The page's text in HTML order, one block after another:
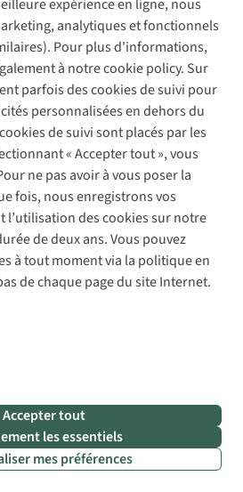
tout
en
créant
père
et
telles
expérience en ligne, nous
analytiques et fonctionnels
Pour plus d'informations,
à notre cookie policy. Sur
parfois des cookies de suivi pour
personnalisées en dehors du
de suivi sont placés par les
« Accepter tout », vous
ne pas avoir à vous poser la
fois, nous enregistrons vos
l’utilisation des cookies sur notre
de deux ans. Vous pouvez
à tout moment via la politique en
de chaque page du site Internet.
Accepter tout
les essentiels
mes préférences